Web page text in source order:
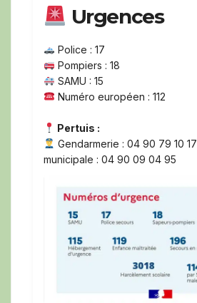
Urgences
Police : 17
Pompiers : 18
SAMU : 15
Numéro européen : 112
Pertuis :
Gendarmerie : 04 90 79 10 17
municipale : 04 90 09 04 95